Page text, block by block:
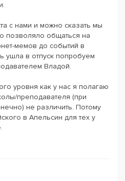
с нами и можно сказать мы
позволяло общаться на
мемов до событий в
ушла в отпуск попробуем
Владой.
уровня как у нас я полагаю
преподавателя (при
не различить. Потому
в Апельсин для тех у